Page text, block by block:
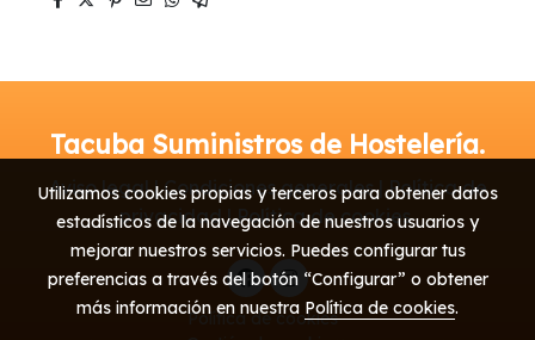
Tacuba Suministros de Hostelería.
Aviso legal | Condiciones generales | Política de
privacidad | Política de cookies
Política de cookies
Utilizamos cookies propias y terceros para obtener datos
estadísticos de la navegación de nuestros usuarios y
mejorar nuestros servicios. Puedes configurar tus
preferencias a través del botón “Configurar” o obtener
más información en nuestra Política de cookies.